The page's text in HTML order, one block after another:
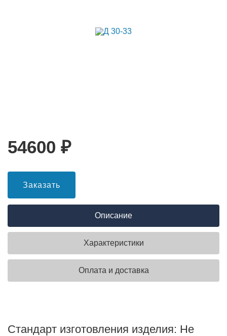
54600 ₽
Заказать
Описание
Характеристики
Оплата и доставка
Стандарт изготовления изделия: Не